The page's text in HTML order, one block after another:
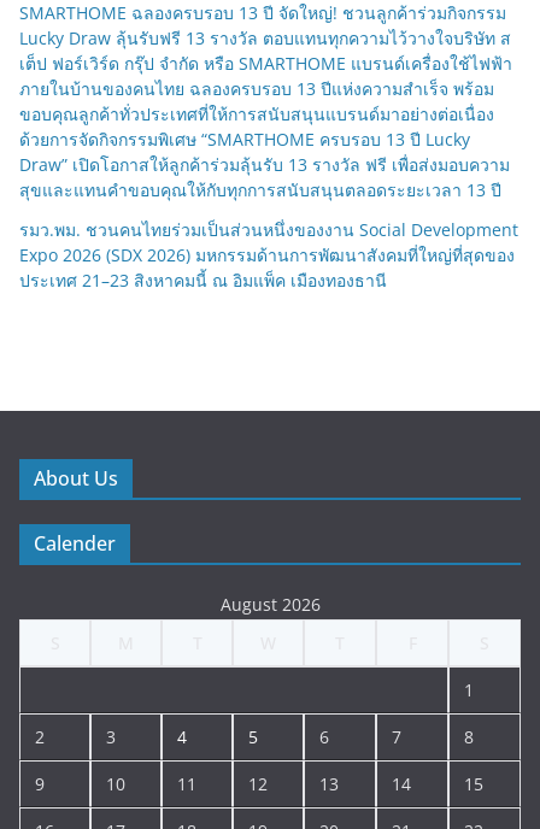
SMARTHOME ฉลองครบรอบ 13 ปี จัดใหญ่! ชวนลูกค้าร่วมกิจกรรม
Lucky Draw ลุ้นรับฟรี 13 รางวัล ตอบแทนทุกความไว้วางใจบริษัท ส
เต็ป ฟอร์เวิร์ด กรุ๊ป จำกัด หรือ SMARTHOME แบรนด์เครื่องใช้ไฟฟ้า
ภายในบ้านของคนไทย ฉลองครบรอบ 13 ปีแห่งความสำเร็จ พร้อม
ขอบคุณลูกค้าทั่วประเทศที่ให้การสนับสนุนแบรนด์มาอย่างต่อเนื่อง
ด้วยการจัดกิจกรรมพิเศษ “SMARTHOME ครบรอบ 13 ปี Lucky
Draw” เปิดโอกาสให้ลูกค้าร่วมลุ้นรับ 13 รางวัล ฟรี เพื่อส่งมอบความ
สุขและแทนคำขอบคุณให้กับทุกการสนับสนุนตลอดระยะเวลา 13 ปี
รมว.พม. ชวนคนไทยร่วมเป็นส่วนหนึ่งของงาน Social Development
Expo 2026 (SDX 2026) มหกรรมด้านการพัฒนาสังคมที่ใหญ่ที่สุดของ
ประเทศ 21–23 สิงหาคมนี้ ณ อิมแพ็ค เมืองทองธานี
About Us
Calender
August 2026
1
2 3 4 5 6 7 8
9 10 11 12 13 14 15